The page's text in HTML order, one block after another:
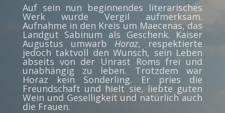
Auf sein nun beginnendes literarisches
Werk wurde Vergil aufmerksam.
Aufnahme in den Kreis um Maecenas, das
Landgut Sabinum als Geschenk. Kaiser
Augustus umwarb Horaz, respektierte
jedoch taktvoll den Wunsch, sein Leben
abseits von der Unrast Roms frei und
unabhängig zu leben. Trotzdem war
Horaz kein Sonderling. Er pries die
Freundschaft und hielt sie, liebte guten
Wein und Geselligkeit und natürlich auch
die Frauen.